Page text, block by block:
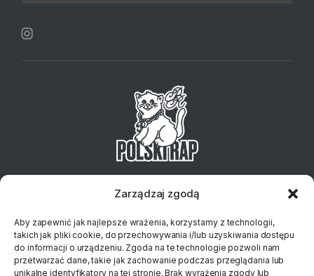
Zarządzaj zgodą
Aby zapewnić jak najlepsze wrażenia, korzystamy z technologii,
takich jak pliki cookie, do przechowywania i/lub uzyskiwania dostępu
do informacji o urządzeniu. Zgoda na te technologie pozwoli nam
przetwarzać dane, takie jak zachowanie podczas przeglądania lub
unikalne identyfikatory na tej stronie. Brak wyrażenia zgody lub
+48 734 127 837 Email: sklep@klubplytowy.pl
© 2023 Polski Rap